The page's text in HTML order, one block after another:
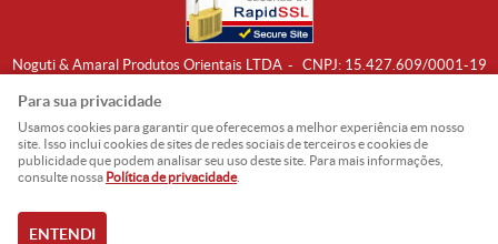
Noguti & Amaral Produtos Orientais LTDA CNPJ: 15.427.609/0001-19
Para sua privacidade
Usamos cookies para garantir que oferecemos a melhor experiência em nosso
site. Isso inclui cookies de sites de redes sociais de terceiros e cookies de
publicidade que podem analisar seu uso deste site. Para mais informações,
consulte nossa Política de privacidade.
ENTENDI